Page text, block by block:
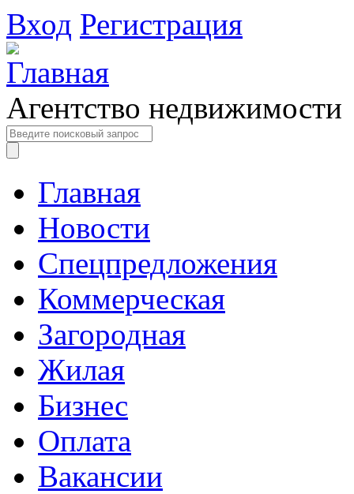
Вход Регистрация
Агентство недвижимости
Главная
Новости
Спецпредложения
Коммерческая
Загородная
Жилая
Бизнес
Оплата
Вакансии